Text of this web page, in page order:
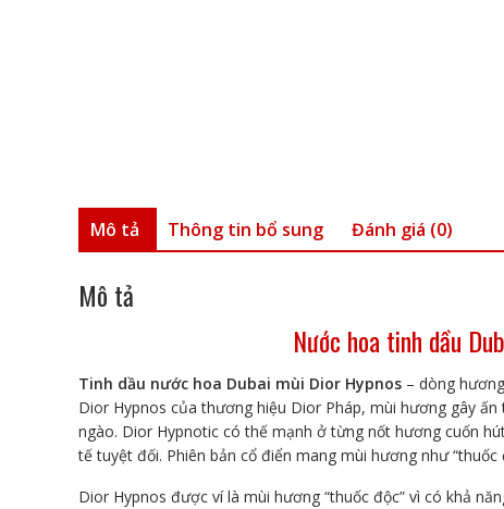
Mô tả Thông tin bổ sung Đánh giá (0)
Mô tả
Nước hoa tinh dầu
Tinh dầu nước hoa Dubai mùi Dior Hypnos – dòng
Dior Hypnos của thương hiệu Dior Pháp, mùi hương gây
ngào. Dior Hypnotic có thế mạnh ở từng nốt hương cuốn
tế tuyệt đối. Phiên bản cổ điển mang mùi hương như
Dior Hypnos được ví là mùi hương “thuốc độc” vì có khả